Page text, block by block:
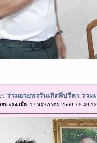
ร่วมอวยพรวันเกิดพี่ปรีดา รวม
อบ #34 เมื่อ:17 พฤษภาคม 2560, 09:40:12